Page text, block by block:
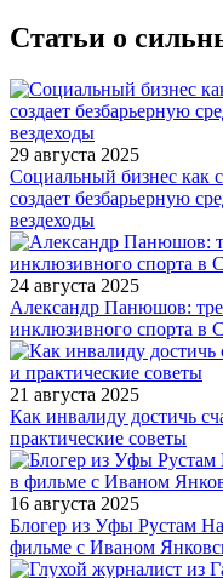
Статьи о
29 августа 2025
Социальный бизнес как
создает безбарьерную
вездеходы
24 августа 2025
Александр Панюшов:
инклюзивного спорта в
21 августа 2025
Как инвалиду достичь
практические советы
16 августа 2025
Блогер из Уфы Рустам
фильме с Иваном